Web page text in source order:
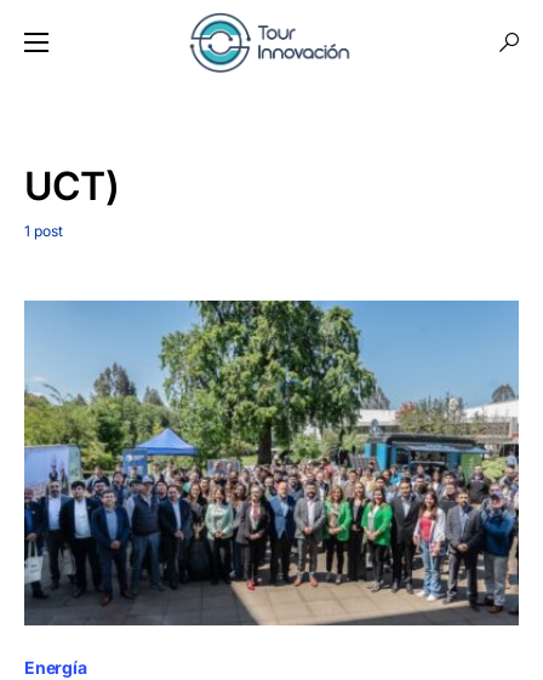
UCT)
1 post
Energía